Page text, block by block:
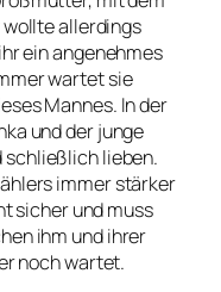
allerdings
ein angenehmes
wartet sie
Mannes. In der
und der junge
schließlich lieben.
immer stärker
sicher und muss
ihm und ihrer
noch wartet.